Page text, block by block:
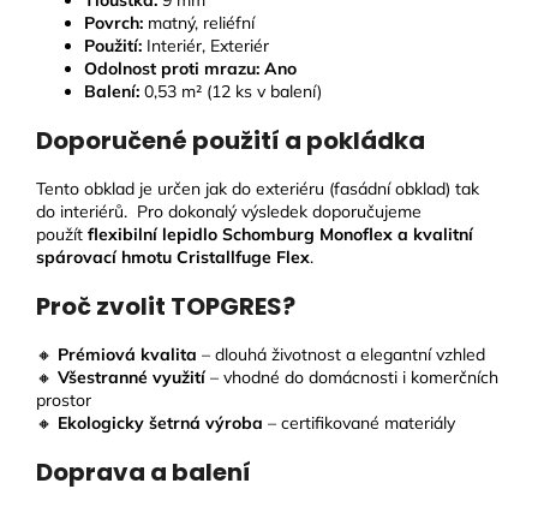
Povrch: matný, reliéfní
Použití: Interiér, Exteriér
Odolnost proti mrazu: Ano
Balení: 0,53 m² (12 ks v balení)
Doporučené použití a pokládka
Tento obklad je určen jak do exteriéru (fasádní obklad) tak
do interiérů. Pro dokonalý výsledek doporučujeme
použít flexibilní lepidlo Schomburg Monoflex a kvalitní
spárovací hmotu Cristallfuge Flex.
Proč zvolit TOPGRES?
🔸 Prémiová kvalita – dlouhá životnost a elegantní vzhled
🔸 Všestranné využití – vhodné do domácnosti i komerčních
prostor
🔸 Ekologicky šetrná výroba – certifikované materiály
Doprava a balení